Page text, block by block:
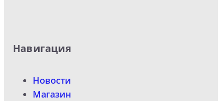
Навигация
Новости
Магазин